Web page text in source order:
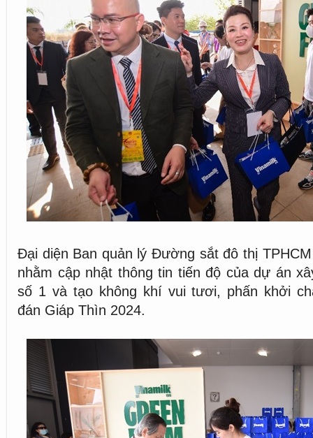
Đại diện Ban quản lý Đường sắt đô thị
nhằm cập nhật thông tin tiến độ của dự án
số 1 và tạo không khí vui tươi, phấn khởi
đán Giáp Thìn 2024.